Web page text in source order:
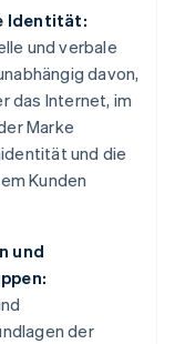
Identität:
und verbale
davon,
das Internet, im
Marke
und die
Kunden
und
der